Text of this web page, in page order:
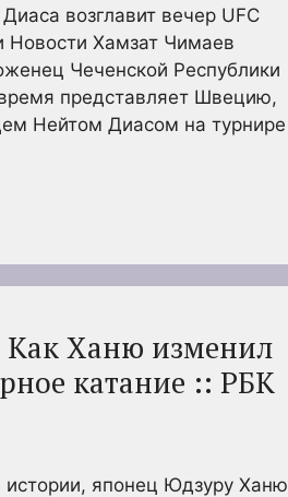
возглавит вечер UFC
Новости Хамзат Чимаев
Чеченской Республики
представляет Швецию,
Нейтом Диасом на турнире
Как Ханю изменил
катание :: РБК
японец Юдзуру Ханю